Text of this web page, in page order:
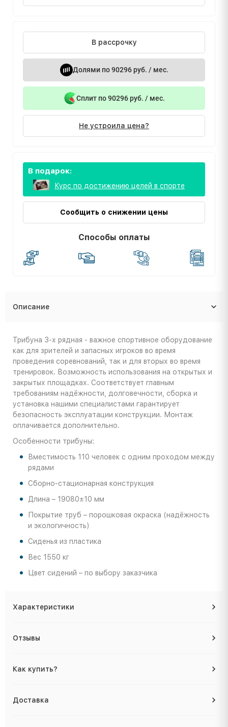
В рассрочку
Долями по 90296 руб. / мес.
Сплит по 90296 руб. / мес.
Не устроила цена?
В подарок:
Курс по достижению целей в спорте
Сообщить о снижении цены
Способы оплаты
Описание
Трибуна 3-х рядная - важное спортивное оборудование
как для зрителей и запасных игроков во время
проведения соревнований, так и для вторых во время
тренировок. Возможность использования на открытых и
закрытых площадках. Соответствует главным
требованиям надёжности, долговечности, сборка и
установка нашими специалистами гарантирует
безопасность эксплуатации конструкции. Монтаж
оплачивается дополнительно.
Особенности трибуны:
Вместимость 110 человек с одним проходом между
рядами
Сборно-стационарная конструкция
Длина – 19080±10 мм
Покрытие труб – порошковая окраска (надёжность
и экологичность)
Сиденья из пластика
Вес 1550 кг
Цвет сидений – по выбору заказчика
Характеристики
Отзывы
Как купить?
Доставка